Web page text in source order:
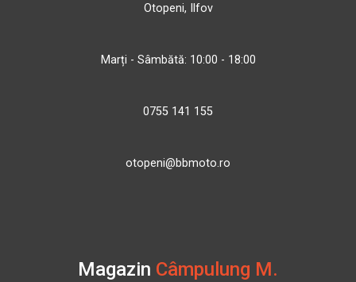
Otopeni, Ilfov
Marți - Sâmbătă: 10:00 - 18:00
0755 141 155
otopeni@bbmoto.ro
Magazin Câmpulung M.